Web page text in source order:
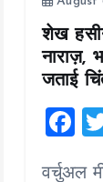
शेख
नाराज़,
जताई
F
वर्चुअल